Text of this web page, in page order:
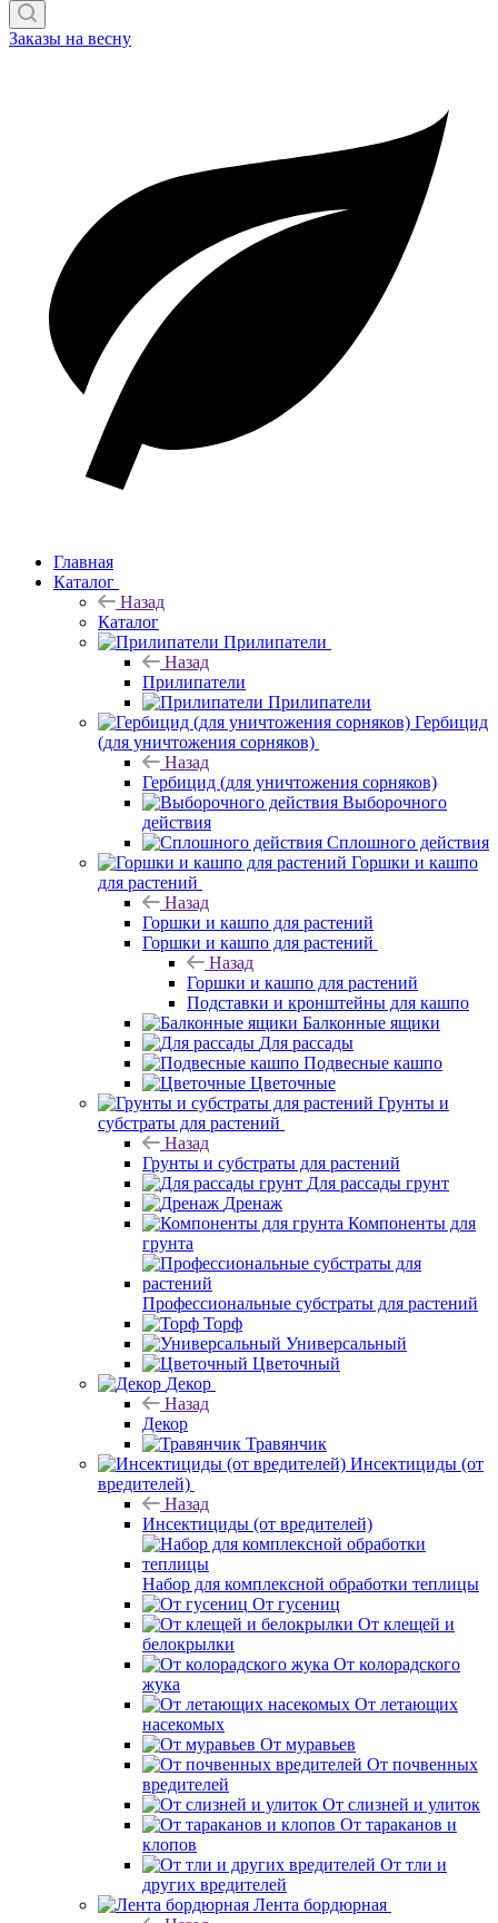
Заказы на весну
Главная
Каталог
Назад
Каталог
Прилипатели
Назад
Прилипатели
Прилипатели
Гербицид
(для уничтожения сорняков)
Назад
Гербицид (для уничтожения сорняков)
Выборочного
действия
Сплошного действия
Горшки и кашпо
для растений
Назад
Горшки и кашпо для растений
Горшки и кашпо для растений
Назад
Горшки и кашпо для растений
Подставки и кронштейны для кашпо
Балконные ящики
Для рассады
Подвесные кашпо
Цветочные
Грунты и
субстраты для растений
Назад
Грунты и субстраты для растений
Для рассады грунт
Дренаж
Компоненты для
грунта
Профессиональные субстраты для растений
Торф
Универсальный
Цветочный
Декор
Назад
Декор
Травянчик
Инсектициды (от
вредителей)
Назад
Инсектициды (от вредителей)
Набор для комплексной обработки теплицы
От гусениц
От клещей и
белокрылки
От колорадского
жука
От летающих
насекомых
От муравьев
От почвенных
вредителей
От слизней и улиток
От тараканов и
клопов
От тли и
других вредителей
Лента бордюрная